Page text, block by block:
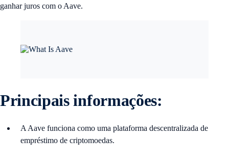
ganhar juros com o Aave.
Principais informações:
A Aave funciona como uma plataforma descentralizada de
empréstimo de criptomoedas.